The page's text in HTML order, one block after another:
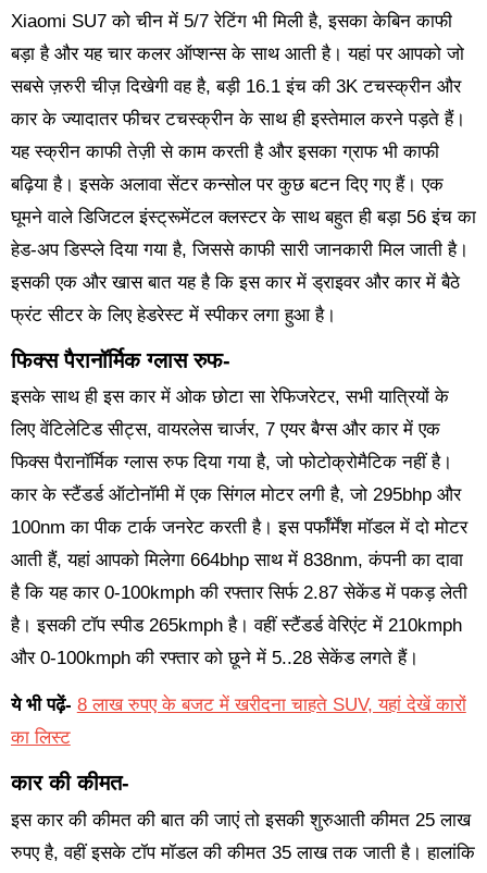
Xiaomi SU7 को चीन में 5/7 रेटिंग भी मिली है, इसका केबिन काफी
बड़ा है और यह चार कलर ऑप्शन्स के साथ आती है। यहां पर आपको जो
सबसे ज़रुरी चीज़ दिखेगी वह है, बड़ी 16.1 इंच की 3K टचस्क्रीन और
कार के ज्यादातर फीचर टचस्क्रीन के साथ ही इस्तेमाल करने पड़ते हैं।
यह स्क्रीन काफी तेज़ी से काम करती है और इसका ग्राफ भी काफी
बढ़िया है। इसके अलावा सेंटर कन्सोल पर कुछ बटन दिए गए हैं। एक
घूमने वाले डिजिटल इंस्ट्रूमेंटल क्लस्टर के साथ बहुत ही बड़ा 56 इंच का
हेड-अप डिस्प्ले दिया गया है, जिससे काफी सारी जानकारी मिल जाती है।
इसकी एक और खास बात यह है कि इस कार में ड्राइवर और कार में बैठे
फ्रंट सीटर के लिए हेडरेस्ट में स्पीकर लगा हुआ है।
फिक्स पैरानॉर्मिक ग्लास रुफ-
इसके साथ ही इस कार में ओक छोटा सा रेफिजरेटर, सभी यात्रियों के
लिए वेंटिलेटिड सीट्स, वायरलेस चार्जर, 7 एयर बैग्स और कार में एक
फिक्स पैरानॉर्मिक ग्लास रुफ दिया गया है, जो फोटोक्रोमैटिक नहीं है।
कार के स्टैंडर्ड ऑटोनॉमी में एक सिंगल मोटर लगी है, जो 295bhp और
100nm का पीक टार्क जनरेट करती है। इस पर्फॉर्मेंश मॉडल में दो मोटर
आती हैं, यहां आपको मिलेगा 664bhp साथ में 838nm, कंपनी का दावा
है कि यह कार 0-100kmph की रफ्तार सिर्फ 2.87 सेकेंड में पकड़ लेती
है। इसकी टॉप स्पीड 265kmph है। वहीं स्टैंडर्ड वेरिएंट में 210kmph
और 0-100kmph की रफ्तार को छूने में 5..28 सेकेंड लगते हैं।
ये भी पढ़ें- 8 लाख रुपए के बजट में खरीदना चाहते SUV, यहां देखें कारों
का लिस्ट
कार की कीमत-
इस कार की कीमत की बात की जाएं तो इसकी शुरुआती कीमत 25 लाख
रुपए है, वहीं इसके टॉप मॉडल की कीमत 35 लाख तक जाती है। हालांकि